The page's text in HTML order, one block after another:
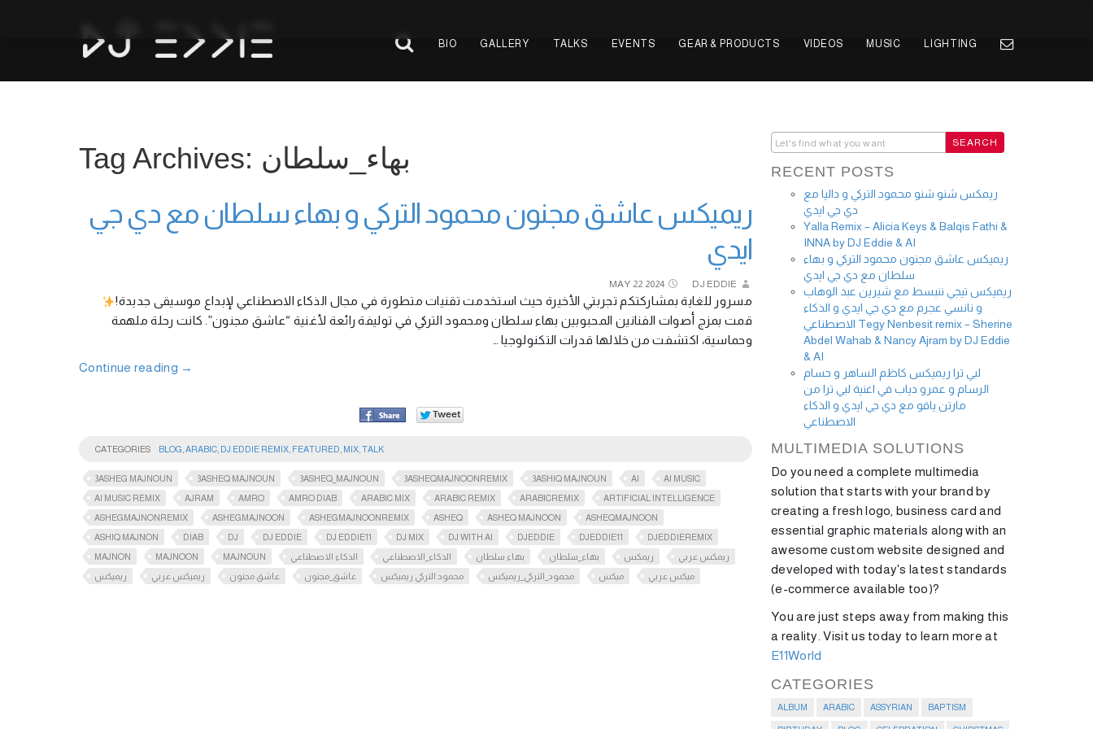
BIO GALLERY TALKS EVENTS GEAR & PRODUCTS VIDEOS MUSIC LIGHTING
Tag Archives: بهاء_سلطان
ريميكس عاشق مجنون محمود التركي و بهاء سلطان مع دي جي
ايدي
MAY 22 2024 DJ EDDIE
مسرور للغاية بمشاركتكم تجربتي الأخيرة حيث استخدمت تقنيات متطورة في مجال الذكاء الاصطناعي لإبداع موسيقى جديدة!
قمت بمزج أصوات الفنانين المحبوبين بهاء سلطان ومحمود التركي في توليفة رائعة لأغنية “عاشق مجنون”. كانت رحلة ملهمة
وحماسية، اكتشفت من خلالها قدرات التكنولوجيا …
Continue reading →
CATEGORIES BLOG ARABIC DJ EDDIE REMIX FEATURED MIX TALK
3ASHEG MAJNOUN 3ASHEQ MAJNOUN 3ASHEQ_MAJNOUN 3ASHEQMAJNOONREMIX 3ASHIQ MAJNOUN AI
AI MUSIC
AI MUSIC REMIX
AJRAM AMRO AMRO DIAB ARABIC MIX ARABIC REMIX ARABICREMIX
ARTIFICIAL INTELLIGENCE
ASHEGMAJNONREMIX
ASHEGMAJNOON ASHEGMAJNOONREMIX ASHEQ ASHEQ MAJNOON
ASHEQMAJNOON
ASHIQ MAJNON
DIAB DJ DJ EDDIE DJ EDDIE11 DJ MIX DJ WITH AI DJEDDIE DJEDDIE11
DJEDDIEREMIX
MAJNON
MAJNOON MAJNOUN الذكاء الاصطناعي الذكاء_الاصطناعي بهاء سلطان بهاء_سلطان ريمكس
ريمكس عربي
ريميكس
ريميكس عربي عاشق مجنون عاشق_مجنون محمود التركي ريميكس محمود_التركي_ريميكس ميكس ميكس عربي
RECENT POSTS
ريمكس شنو شنو محمود التركي و داليا مع
دي جي ايدي
Yalla Remix – Alicia Keys & Balqis Fathi &
INNA by DJ Eddie & AI
ريميكس عاشق مجنون محمود التركي و بهاء
سلطان مع دي جي ايدي
ريميكس تيجي ننبسط مع شيرين عبد الوهاب
و نانسي عجرم مع دي جي ايدي و الذكاء
الاصطناعي Tegy Nenbesit remix – Sherine
Abdel Wahab & Nancy Ajram by DJ Eddie
& AI
لبي ترا ريميكس كاظم الساهر و حسام
الرسام و عمرو دياب في اغنية لبي ترا من
مارتن ياقو مع دي جي ايدي و الذكاء
الاصطناعي
MULTIMEDIA SOLUTIONS
Do you need a complete multimedia
solution that starts with your brand by
creating a fresh logo, business card and
essential graphic materials along with an
awesome custom website designed and
developed with today's latest standards
(e-commerce available too)?
You are just steps away from making this
a reality. Visit us today to learn more at
E11World
CATEGORIES
ALBUM ARABIC ASSYRIAN BAPTISM